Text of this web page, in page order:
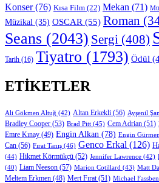
Konser(76) Kısa Film (22) Mekan (71)
Müzikal (35) OSCAR (55) Roman
Seans (2043) Sergi (408)
Tarih (16) Tiyatro (1793) Ödül
ETIKETLER
Ali Gökmen Altuğ (42) Altan Erkekli (56) Ayşenil
Bradley Cooper (53) Brad Pitt (45) Cem Adrian (51)
Emre Kınay (49) Engin Alkan (78) Engin Gürmen
Can (56) Fırat Tanış (46) Genco Erkal (126)
(44) Hikmet Körmükçü (52) Jennifer Lawrence (42)
(40) Liam Neeson (57) Marion Cotillard (43) Matt
Meltem Erkmen (48) Mert Fırat (51) Michael